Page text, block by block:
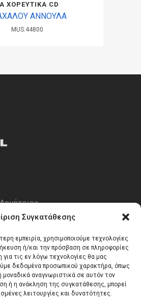
Συγκατάθεσης
εμπειρία, χρησιμοποιούμε τεχνολογίες
ή/και την πρόσβαση σε πληροφορίες
τις εν λόγω τεχνολογίες θα μας
δεδομένα προσωπικού χαρακτήρα, όπως
μοναδικά αναγνωριστικά σε αυτόν τον
ή η ανάκληση της συγκατάθεσης, μπορεί
λειτουργίες και δυνατότητες.
ΧΟΡΕΥΤΙΚΑ CD
ΑΝΝΟΥΛΑ
MUS.44800
10:00 – 17:00